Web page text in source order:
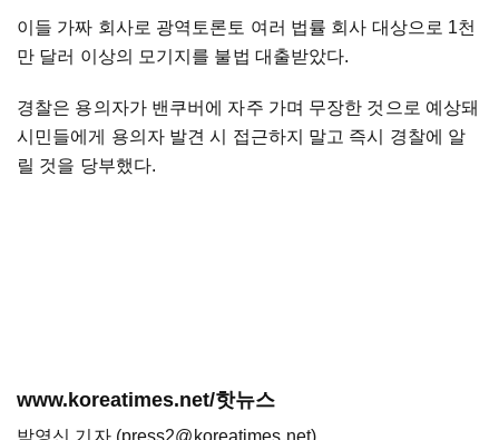
이들 가짜 회사로 광역토론토 여러 법률 회사 대상으로 1천
만 달러 이상의 모기지를 불법 대출받았다.
경찰은 용의자가 밴쿠버에 자주 가며 무장한 것으로 예상돼
시민들에게 용의자 발견 시 접근하지 말고 즉시 경찰에 알
릴 것을 당부했다.
www.koreatimes.net/핫뉴스
박영신 기자 (press2@koreatimes.net)